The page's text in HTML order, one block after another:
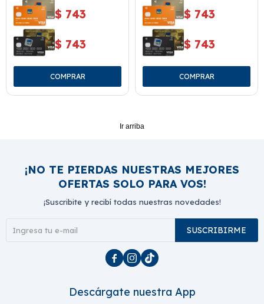
$ 743
$ 743
$ 743
$ 743
Ir arriba
¡NO TE PIERDAS NUESTRAS MEJORES
OFERTAS SOLO PARA VOS!
¡Suscribite y recibí todas nuestras novedades!
SUSCRIBIRME
  
Descárgate nuestra App